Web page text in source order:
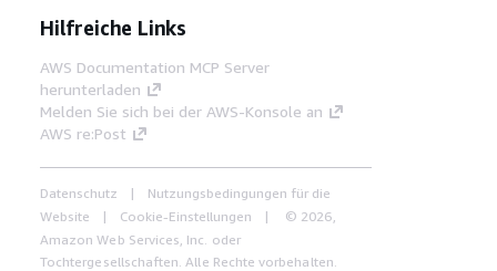
Hilfreiche Links
AWS Documentation MCP Server
herunterladen
Melden Sie sich bei der AWS-Konsole an
AWS re:Post
Datenschutz
Nutzungsbedingungen für die
Website
Cookie-Einstellungen
© 2026,
Amazon Web Services, Inc. oder
Tochtergesellschaften. Alle Rechte vorbehalten.